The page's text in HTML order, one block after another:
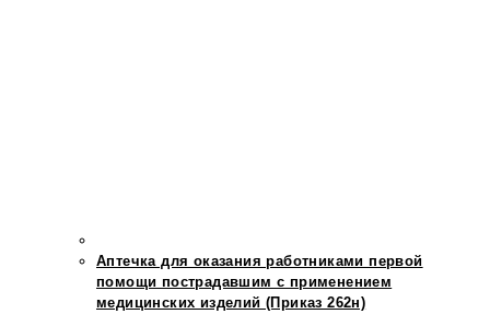
Аптечка для оказания работниками первой
помощи пострадавшим с применением
медицинских изделий (Приказ 262н)